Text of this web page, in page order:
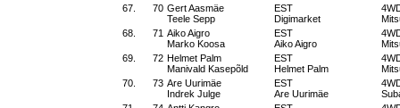
67.
70 Gert Aasmäe
Teele Sepp
EST
Digimarket
68.
71 Aiko Aigro
Marko Koosa
EST
Aiko Aigro
69.
72 Helmet Palm
Manivald Kasepõld
EST
Helmet Palm
70.
73 Are Uurimäe
Indrek Julge
EST
Are Uurimäe